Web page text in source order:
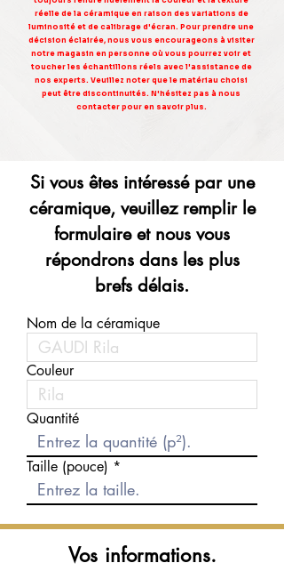
réelle de la céramique en raison des variations de
luminosité et de calibrage d'écran. Pour prendre une
décision éclairée, nous vous encourageons à visiter
notre magasin en personne où vous pourrez voir et
toucher les échantillons réels avec l'assistance de
nos experts. Veuillez noter que le matériau choisi
peut être discontinuités. N'hésitez pas à nous
contacter pour en savoir plus.
Si vous êtes intéressé par une
céramique, veuillez remplir le
formulaire et nous vous
répondrons dans les plus
brefs délais.
Nom de la céramique
Couleur
Quantité
Taille (pouce)
Vos informations.